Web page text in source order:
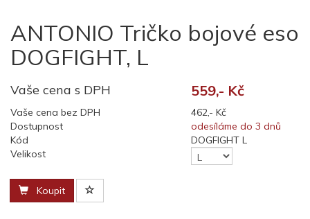
ANTONIO Tričko bojové eso
DOGFIGHT, L
Vaše cena s DPH 559,- Kč
Vaše cena bez DPH
462,- Kč
Dostupnost
odesíláme do 3 dnů
Kód
DOGFIGHT L
Velikost
Koupit